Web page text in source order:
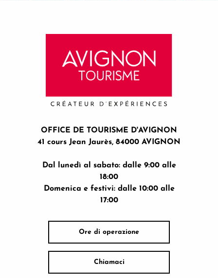
OFFICE DE TOURISME D'AVIGNON
41 cours Jean Jaurès, 84000 AVIGNON
Dal lunedì al sabato: dalle 9:00 alle
18:00
Domenica e festivi: dalle 10:00 alle
17:00
Ore di operazione
Chiamaci